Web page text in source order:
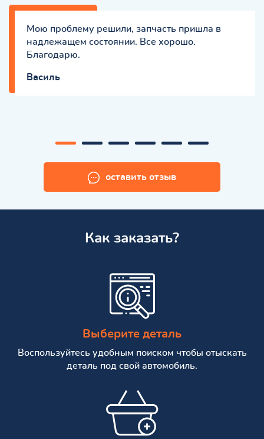
Мою проблему решили, запчасть пришла в
надлежащем состоянии. Все хорошо.
Благодарю.
Василь
оставить отзыв
Как заказать?
Выберите деталь
Воспользуйтесь удобным поиском чтобы отыскать
деталь под свой автомобиль.